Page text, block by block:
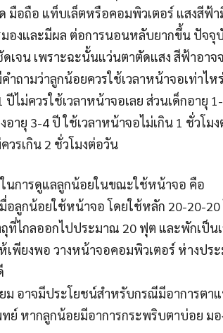
มือถือ แท็บเล็ตหรือคอมพิวเตอร์ แสงสีฟ้า
องและมีผล ต่อการนอนหลับยากขึ้น ปัจจุ
เจน เพราะฉะนั้นแว่นตาตัดแสง สีฟ้าอา
ำถามว่าลูกน้อยควรใช้เวลาหน้าจอเท่าไ
ปีไม่ควรใช้เวลาหน้าจอเลย ส่วนเด็กอายุ
อายุ 3-4 ปี ใช้เวลาหน้าจอไม่เกิน 1 ชั่วโม
วรเกิน 2 ชั่วโมงต่อวัน
นการดูแลลูกน้อยในขณะใช้หน้าจอ คือ
มื่อลูกน้อยใช้หน้าจอ โดยใช้หลัก 20-20-
ที่ไกลออกไปประมาณ 20 ฟุต และพักเป็น
เพียงพอ วางหน้าจอคอมพิวเตอร์ ห่างป
ม อาจมีประโยชน์สำหรับกรณีมีอาการตา
ย์ หากลูกน้อยมีอาการกระพริบตาบ่อย ม